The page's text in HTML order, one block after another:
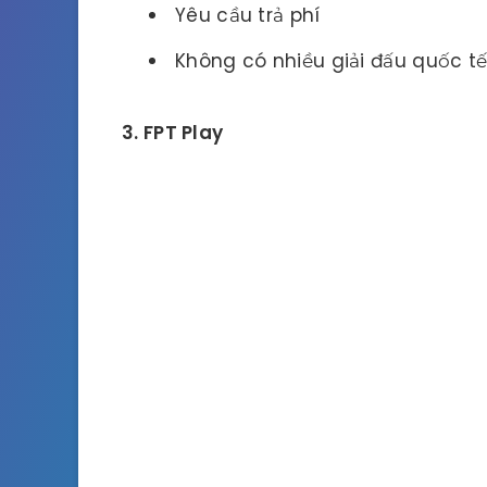
Yêu cầu trả phí
Không có nhiều giải đấu quốc tế
3. FPT Play